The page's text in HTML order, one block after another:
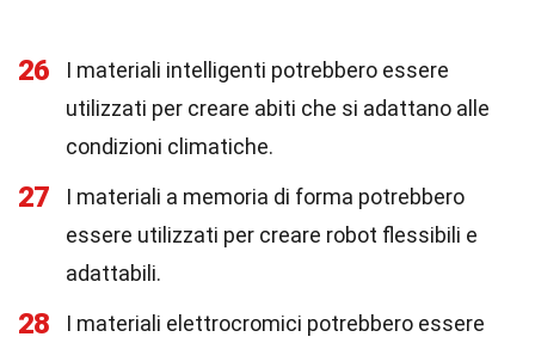
26
I materiali intelligenti potrebbero essere
utilizzati per creare abiti che si adattano alle
condizioni climatiche.
27
I materiali a memoria di forma potrebbero
essere utilizzati per creare robot flessibili e
adattabili.
28
I materiali elettrocromici potrebbero essere